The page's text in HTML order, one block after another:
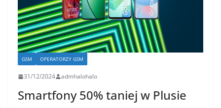
GSM OPERATORZY GSM
31/12/2024 admhalohalo
Smartfony 50% taniej w Plusie